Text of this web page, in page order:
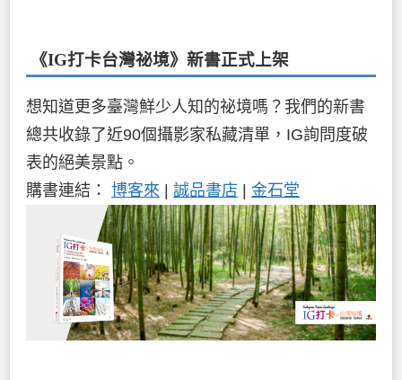
《IG打卡台灣祕境》新書正式上架
想知道更多臺灣鮮少人知的祕境嗎？我們的新書
總共收錄了近90個攝影家私藏清單，IG詢問度破
表的絕美景點。
購書連結： 博客來 | 誠品書店 | 金石堂